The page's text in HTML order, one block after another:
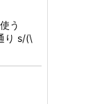
う
り s/(\